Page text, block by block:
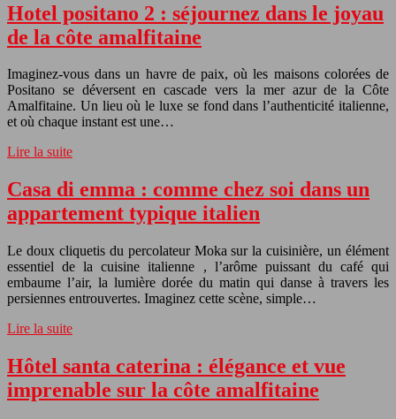
Hotel positano 2 : séjournez dans le joyau
de la côte amalfitaine
Imaginez-vous dans un havre de paix, où les maisons colorées de
Positano se déversent en cascade vers la mer azur de la Côte
Amalfitaine. Un lieu où le luxe se fond dans l’authenticité italienne,
et où chaque instant est une…
Lire la suite
Casa di emma : comme chez soi dans un
appartement typique italien
Le doux cliquetis du percolateur Moka sur la cuisinière, un élément
essentiel de la cuisine italienne , l’arôme puissant du café qui
embaume l’air, la lumière dorée du matin qui danse à travers les
persiennes entrouvertes. Imaginez cette scène, simple…
Lire la suite
Hôtel santa caterina : élégance et vue
imprenable sur la côte amalfitaine